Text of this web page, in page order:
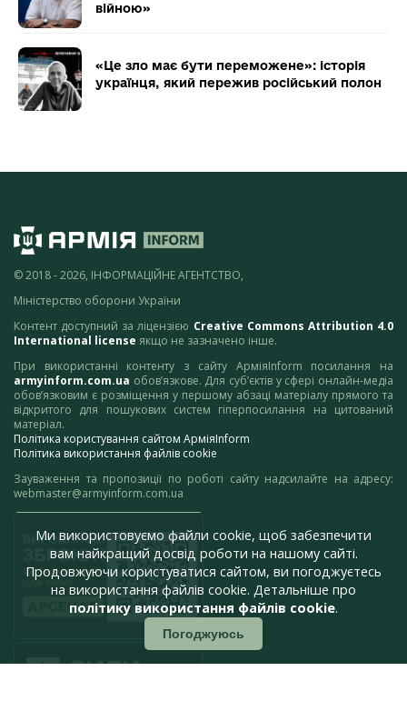
війною»
«Це зло має бути переможене»: історія
українця, який пережив російський полон
© 2018 - 2026, ІНФОРМАЦІЙНЕ АГЕНТСТВО,
Міністерство оборони України
Контент доступний за ліцензією Creative Commons Attribution 4.0
International license якщо не зазначено інше.
При використанні контенту з сайту АрміяInform посилання на
armyinform.com.ua обов’язкове. Для суб’єктів у сфері онлайн-медіа
обов’язковим є розміщення у першому абзаці матеріалу прямого та
відкритого для пошукових систем гіперпосилання на цитований
матеріал.
Політика користування сайтом АрміяInform
Політика використання файлів cookie
Зауваження та пропозиції по роботі сайту надсилайте на адресу:
webmaster@armyinform.com.ua
Ми використовуємо файли cookie, щоб забезпечити
вам найкращий досвід роботи на нашому сайті.
Продовжуючи користуватися сайтом, ви погоджуєтесь
на використання файлів cookie. Детальніше про
політику використання файлів cookie.
Погоджуюсь